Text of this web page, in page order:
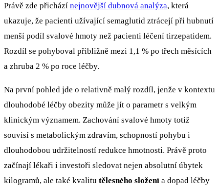
Právě zde přichází nejnovější dubnová analýza, která
ukazuje, že pacienti užívající semaglutid ztrácejí při hubnutí
menší podíl svalové hmoty než pacienti léčení tirzepatidem.
Rozdíl se pohyboval přibližně mezi 1,1 % po třech měsících
a zhruba 2 % po roce léčby.
Na první pohled jde o relativně malý rozdíl, jenže v kontextu
dlouhodobé léčby obezity může jít o parametr s velkým
klinickým významem. Zachování svalové hmoty totiž
souvisí s metabolickým zdravím, schopností pohybu i
dlouhodobou udržitelností redukce hmotnosti. Právě proto
začínají lékaři i investoři sledovat nejen absolutní úbytek
kilogramů, ale také kvalitu tělesného složení a dopad léčby